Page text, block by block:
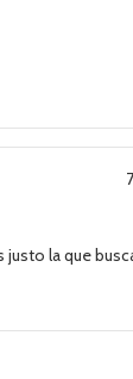
justo la que